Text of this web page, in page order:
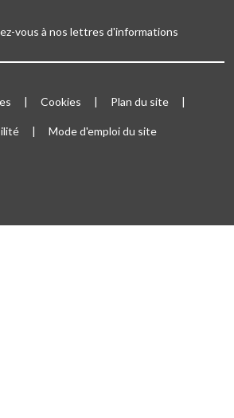
vous à nos lettres d'informations
Cookies Plan du site
Mode d'emploi du site